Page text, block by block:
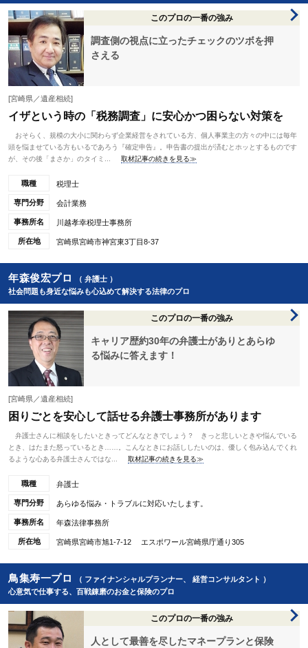
このプロの一番の強み
調査側の視点に立ったチェックのツボを押
さえる
[宮崎県／遺産相続]
イザという時の「税務調査」に安心かつ困らない対策を
おそらく、規模の大小に関わらず企業経営をされている方、個人事業主の方々の中には毎年
頭を悩ませている方もいるであろう『確定申告』。申告書の提出が済むとホッとするものです
が、その後「まさか」のタイミ...
取材記事の続きを見る≫
職種 税理士
専門分野 会計業務
事務所名 川越孝幸税理士事務所
所在地 宮崎県宮崎市神宮東3丁目8-37
年森俊宏プロ
（ 弁護士 ）
社会問題も身近な悩みも心込めて解決する法律のプロ
このプロの一番の強み
キャリア歴約30年の弁護士がありとあらゆ
る悩みに答えます！
[宮崎県／遺産相続]
困りごとを安心して話せる弁護士事務所があります
弁護士さんに相談をしたいときってどんなときでしょう？ きっと悲しいときや悩んでいる
とき、はたまた怒っているとき……。こんなときにお話ししたいのは、優しく包み込んでくれ
るような心ある弁護士さんではな...
取材記事の続きを見る≫
職種 弁護士
専門分野 あらゆる悩み・トラブルに対応いたします。
事務所名 年森法律事務所
所在地 宮崎県宮崎市旭1-7-12 エスポワール宮崎県庁通り305
鳥集寿一プロ
（ ファイナンシャルプランナー、 経営コンサルタント ）
心意気で仕事する、百戦錬磨のお金と保険のプロ
このプロの一番の強み
人として最善を尽したマネープランと保険